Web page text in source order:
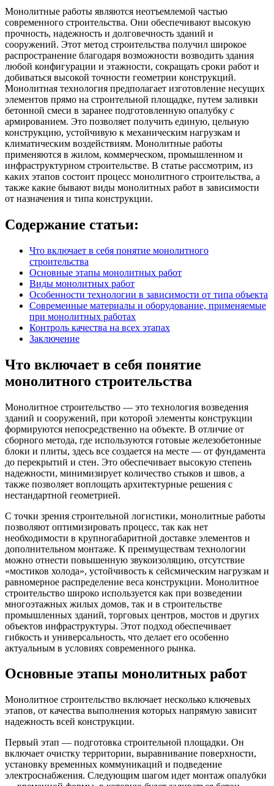
Монолитные работы являются неотъемлемой частью
современного строительства. Они обеспечивают высокую
прочность, надежность и долговечность зданий и
сооружений. Этот метод строительства получил широкое
распространение благодаря возможности возводить здания
любой конфигурации и этажности, сокращать сроки работ и
добиваться высокой точности геометрии конструкций.
Монолитная технология предполагает изготовление несущих
элементов прямо на строительной площадке, путем заливки
бетонной смеси в заранее подготовленную опалубку с
армированием. Это позволяет получить единую, цельную
конструкцию, устойчивую к механическим нагрузкам и
климатическим воздействиям. Монолитные работы
применяются в жилом, коммерческом, промышленном и
инфраструктурном строительстве. В статье рассмотрим, из
каких этапов состоит процесс монолитного строительства, а
также какие бывают виды монолитных работ в зависимости
от назначения и типа конструкции.
Содержание статьи:
Что включает в себя понятие монолитного
строительства
Основные этапы монолитных работ
Виды монолитных работ
Особенности технологии в зависимости от типа объекта
Современные материалы и оборудование, применяемые
при монолитных работах
Контроль качества на всех этапах
Заключение
Что включает в себя понятие
монолитного строительства
Монолитное строительство — это технология возведения
зданий и сооружений, при которой элементы конструкции
формируются непосредственно на объекте. В отличие от
сборного метода, где используются готовые железобетонные
блоки и плиты, здесь все создается на месте — от фундамента
до перекрытий и стен. Это обеспечивает высокую степень
надежности, минимизирует количество стыков и швов, а
также позволяет воплощать архитектурные решения с
нестандартной геометрией.
С точки зрения строительной логистики, монолитные работы
позволяют оптимизировать процесс, так как нет
необходимости в крупногабаритной доставке элементов и
дополнительном монтаже. К преимуществам технологии
можно отнести повышенную звукоизоляцию, отсутствие
«мостиков холода», устойчивость к сейсмическим нагрузкам и
равномерное распределение веса конструкции. Монолитное
строительство широко используется как при возведении
многоэтажных жилых домов, так и в строительстве
промышленных зданий, торговых центров, мостов и других
объектов инфраструктуры. Этот подход обеспечивает
гибкость и универсальность, что делает его особенно
актуальным в условиях современного рынка.
Основные этапы монолитных работ
Монолитное строительство включает несколько ключевых
этапов, от качества выполнения которых напрямую зависит
надежность всей конструкции.
Первый этап — подготовка строительной площадки. Он
включает очистку территории, выравнивание поверхности,
установку временных коммуникаций и подведение
электроснабжения. Следующим шагом идет монтаж опалубки